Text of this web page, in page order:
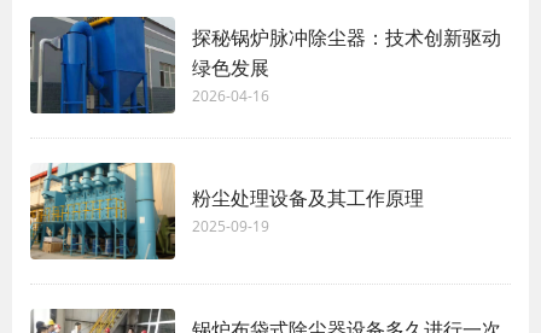
探秘锅炉脉冲除尘器：技术创新驱动
绿色发展
2026-04-16
粉尘处理设备及其工作原理
2025-09-19